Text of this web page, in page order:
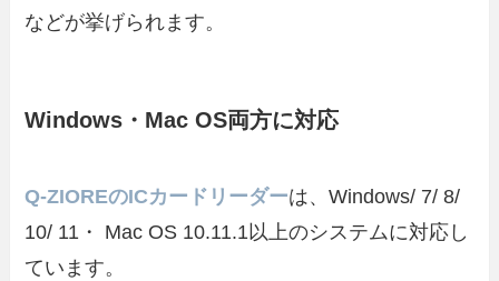
などが挙げられます。
Windows・Mac OS両方に対応
Q-ZIOREのICカードリーダーは、Windows/ 7/ 8/
10/ 11・ Mac OS 10.11.1以上のシステムに対応し
ています。